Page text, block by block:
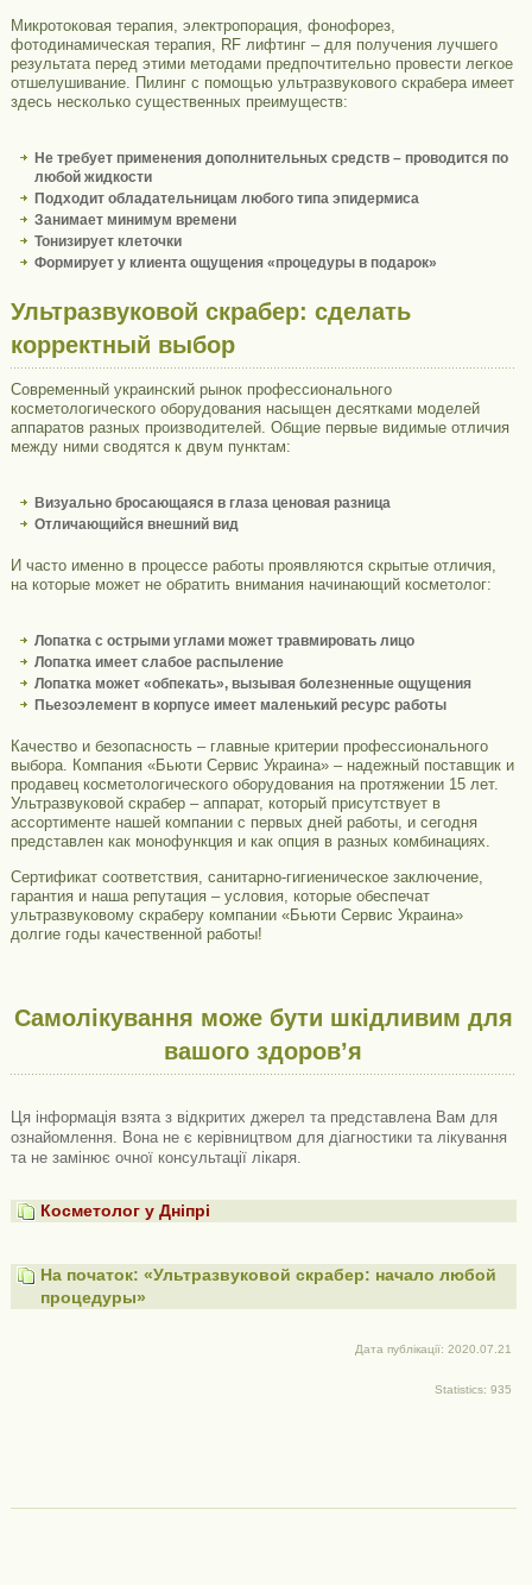
Микротоковая терапия, электропорация, фонофорез,
фотодинамическая терапия, RF лифтинг – для получения лучшего
результата перед этими методами предпочтительно провести легкое
отшелушивание. Пилинг с помощью ультразвукового скрабера имеет
здесь несколько существенных преимуществ:
Не требует применения дополнительных средств – проводится по
любой жидкости
Подходит обладательницам любого типа эпидермиса
Занимает минимум времени
Тонизирует клеточки
Формирует у клиента ощущения «процедуры в подарок»
Ультразвуковой скрабер: сделать
корректный выбор
Современный украинский рынок профессионального
косметологического оборудования насыщен десятками моделей
аппаратов разных производителей. Общие первые видимые отличия
между ними сводятся к двум пунктам:
Визуально бросающаяся в глаза ценовая разница
Отличающийся внешний вид
И часто именно в процессе работы проявляются скрытые отличия,
на которые может не обратить внимания начинающий косметолог:
Лопатка с острыми углами может травмировать лицо
Лопатка имеет слабое распыление
Лопатка может «обпекать», вызывая болезненные ощущения
Пьезоэлемент в корпусе имеет маленький ресурс работы
Качество и безопасность – главные критерии профессионального
выбора. Компания «Бьюти Сервис Украина» – надежный поставщик и
продавец косметологического оборудования на протяжении 15 лет.
Ультразвуковой скрабер – аппарат, который присутствует в
ассортименте нашей компании с первых дней работы, и сегодня
представлен как монофункция и как опция в разных комбинациях.
Сертификат соответствия, санитарно-гигиеническое заключение,
гарантия и наша репутация – условия, которые обеспечат
ультразвуковому скраберу компании «Бьюти Сервис Украина»
долгие годы качественной работы!
Самолікування може бути шкідливим для
вашого здоров’я
Ця інформація взята з відкритих джерел та представлена ​​Вам для
ознайомлення. Вона не є керівництвом для діагностики та лікування
та не замінює очної консультації лікаря.
Косметолог у Дніпрі
На початок: «Ультразвуковой скрабер: начало любой
процедуры»
Дата публікації: 2020.07.21
Statistics: 935